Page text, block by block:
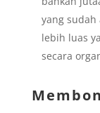
yang sudah
lebih luas
secara